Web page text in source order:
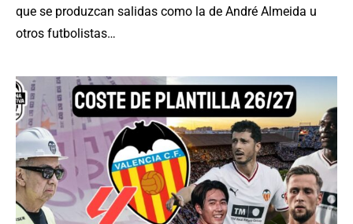
que se produzcan salidas como la de André Almeida u
otros futbolistas…